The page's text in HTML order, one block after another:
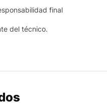
final
del técnico.